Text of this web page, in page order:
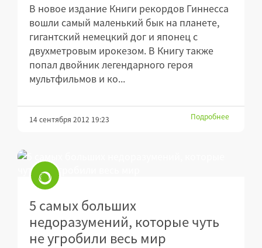
В новое издание Книги рекордов Гиннесса
вошли самый маленький бык на планете,
гигантский немецкий дог и японец с
двухметровым ирокезом. В Книгу также
попал двойник легендарного героя
мультфильмов и ко...
14 сентября 2012 19:23 Подробнее
5 самых больших
недоразумений, которые чуть
не угробили весь мир